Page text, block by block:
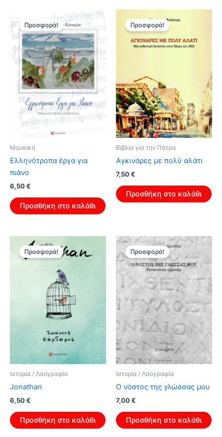
Προσφορά!
Μουσική
Ελληνότροπα έργα για
πιάνο
Original
was:
10,40 €.
6,50€
τιμή
είναι:
Προσθήκη στο καλάθι
Προσφορά!
Βιβλία για την Πάτρα
Aγκινάρες με πολύ αλάτι
Original
was:
12,00 €.
7,50€
τιμή
είναι:
Προσθήκη στο καλάθι
Προσφορά!
Ιστορία / Λαογραφία
Jonathan
Original
was:
10,40 €.
6,50€
τιμή
είναι:
Προσθήκη στο καλάθι
Προσφορά!
Ιστορία / Λαογραφία
Ο νόστος της γλώσσας μου
Original
was:
11,20 €.
7,00€
τιμή
είναι:
Προσθήκη στο καλάθι